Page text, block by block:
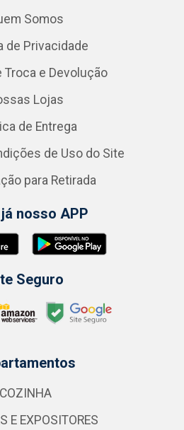
Somos
de Privacidade
Troca e Devolução
Lojas
de Entrega
de Uso do Site
para Retirada
nosso APP
Seguro
COZINHA
E EXPOSITORES